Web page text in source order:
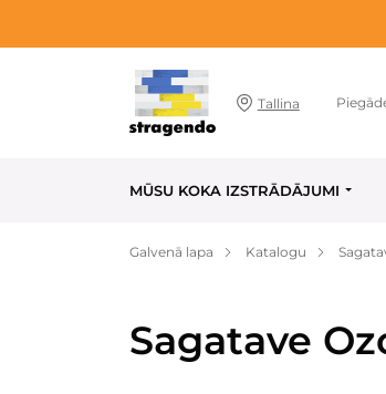
Tallina
MŪSU KOKA IZSTRĀDĀJUMI
Galvenā lapa Katalogu
Sagatave